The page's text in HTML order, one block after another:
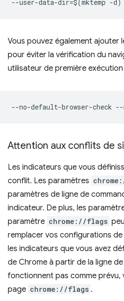
Vous pouvez également ajouter
pour éviter la vérification du
utilisateur de première exécution
Attention aux conflits de
Les indicateurs que vous
conflit. Les paramètres
paramètres de ligne de
indicateur. De plus, les
paramètre chrome://flags
remplacer vos configurations de
les indicateurs que vous avez
de Chrome à partir de la ligne
fonctionnent pas comme prévu,
page chrome://flags .